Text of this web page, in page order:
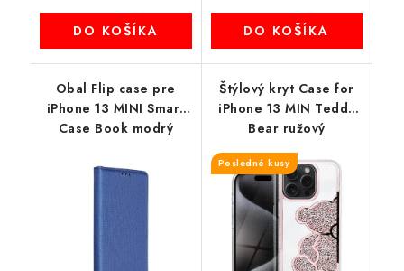
DO KOŠÍKA DO KOŠÍKA
Obal Flip case pre
iPhone 13 MINI Smart
Case Book modrý
Štýlový kryt Case for
iPhone 13 MIN Teddy
Bear ružový
Posledné kusy